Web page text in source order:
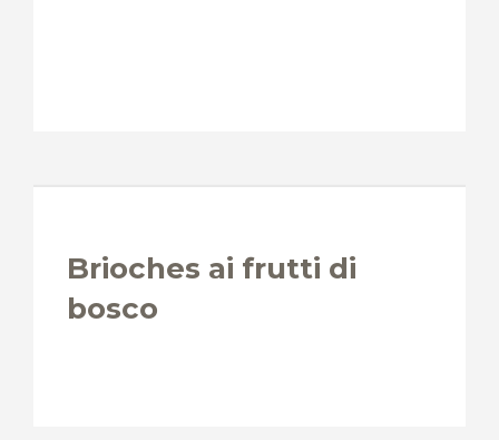
Brioches ai frutti di
bosco